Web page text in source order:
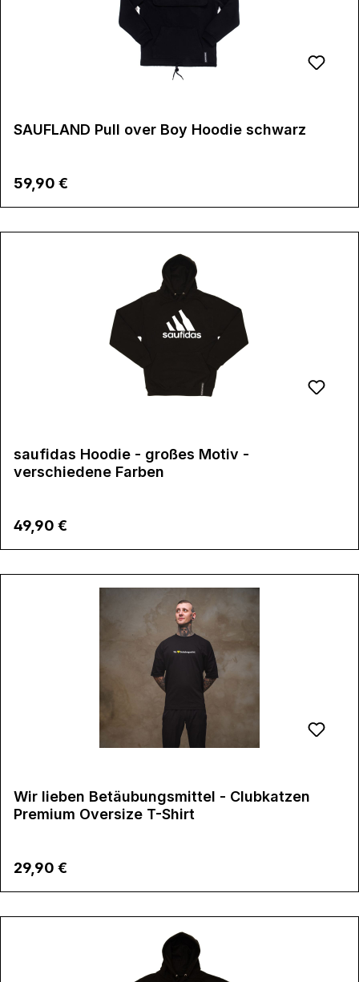
SAUFLAND Pull over Boy Hoodie schwarz
Regulärer Preis:
59,90 €
saufidas Hoodie - großes Motiv -
verschiedene Farben
Regulärer Preis:
49,90 €
Wir lieben Betäubungsmittel - Clubkatzen
Premium Oversize T-Shirt
Regulärer Preis:
29,90 €